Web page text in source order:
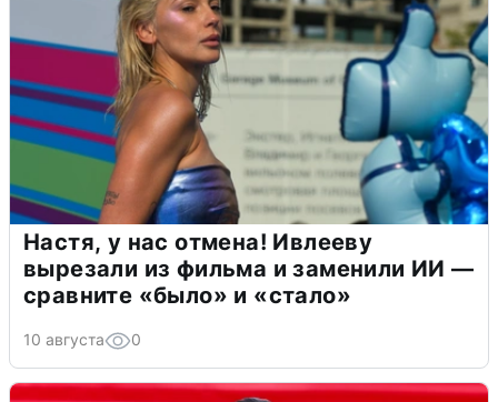
Настя, у нас отмена! Ивлееву
вырезали из фильма и заменили ИИ —
сравните «было» и «стало»
10 августа 0